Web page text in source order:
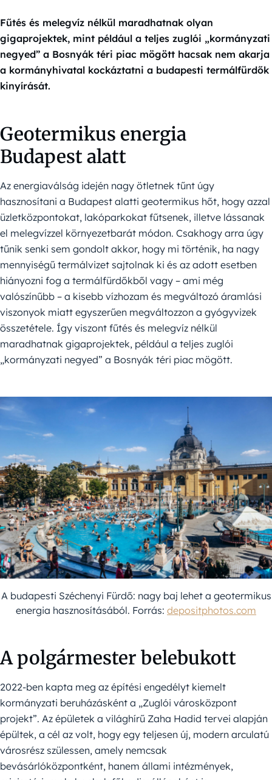
Fűtés és melegvíz nélkül maradhatnak olyan
gigaprojektek, mint például a teljes zuglói „kormányzati
negyed” a Bosnyák téri piac mögött hacsak nem akarja
a kormányhivatal kockáztatni a budapesti termálfürdők
kinyírását.
Geotermikus energia
Budapest alatt
Az energiaválság idején nagy ötletnek tűnt úgy
hasznosítani a Budapest alatti geotermikus hőt, hogy azzal
üzletközpontokat, lakóparkokat fűtsenek, illetve lássanak
el melegvízzel környezetbarát módon. Csakhogy arra úgy
tűnik senki sem gondolt akkor, hogy mi történik, ha nagy
mennyiségű termálvizet sajtolnak ki és az adott esetben
hiányozni fog a termálfürdőkből vagy – ami még
valószínűbb – a kisebb vízhozam és megváltozó áramlási
viszonyok miatt egyszerűen megváltozzon a gyógyvizek
összetétele. Így viszont fűtés és melegvíz nélkül
maradhatnak gigaprojektek, például a teljes zuglói
„kormányzati negyed” a Bosnyák téri piac mögött.
A budapesti Széchenyi Fürdő: nagy baj lehet a geotermikus
energia hasznosításából. Forrás: depositphotos.com
A polgármester belebukott
2022-ben kapta meg az építési engedélyt kiemelt
kormányzati beruházásként a „Zuglói városközpont
projekt”. Az épületek a világhírű Zaha Hadid tervei alapján
épültek, a cél az volt, hogy egy teljesen új, modern arculatú
városrész szülessen, amely nemcsak
bevásárlóközpontként, hanem állami intézmények,